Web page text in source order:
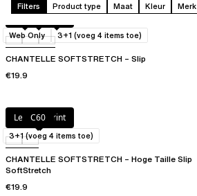
Filters Product type Maat Kleur Merk
Zwart0RG0WU
CHANTELLE SOFTSTRETCH – Slip
€19.9
Web Only 3+1 (voeg 4 items toe)
Leopard print
C60
CHANTELLE SOFTSTRETCH – Hoge Taille Slip
SoftStretch
€19.9
3+1 (voeg 4 items toe)